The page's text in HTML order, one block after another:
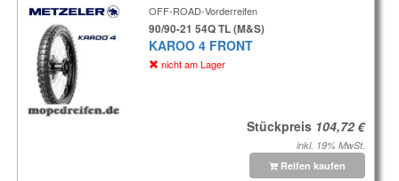
OFF-ROAD-Vorderreifen
90/90-21 54Q TL (M&S)
KAROO 4 FRONT
nicht am Lager
Stückpreis
inkl. 19% MwSt.
Reifen kaufen